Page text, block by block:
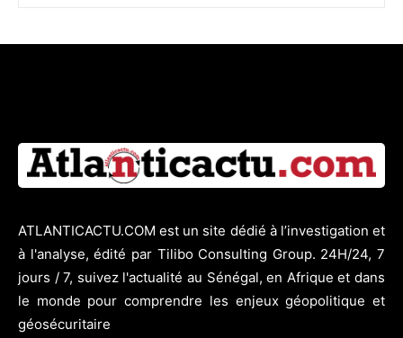
ATLANTICACTU.COM est un site dédié à l’investigation et
à l'analyse, édité par Tilibo Consulting Group. 24H/24, 7
jours / 7, suivez l'actualité au Sénégal, en Afrique et dans
le monde pour comprendre les enjeux géopolitique et
géosécuritaire